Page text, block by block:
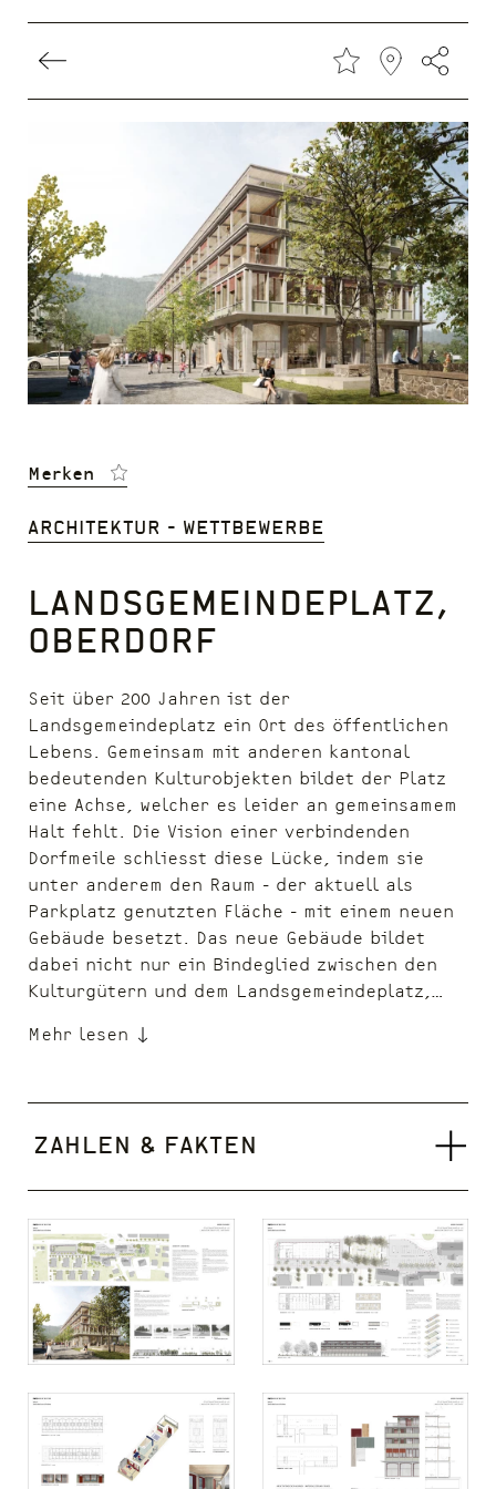
Inhalt
Architektur - Wettbewerbe
Merken
Landsgemeindeplatz,
Oberdorf
Seit über 200 Jahren ist der
Landsgemeindeplatz ein Ort des öffentlichen
Lebens. Gemeinsam mit anderen kantonal
bedeutenden Kulturobjekten bildet der Platz
eine Achse, welcher es leider an gemeinsamem
Halt fehlt. Die Vision einer verbindenden
Dorfmeile schliesst diese Lücke, indem sie
unter anderem den Raum - der aktuell als
Parkplatz genutzten Fläche - mit einem neuen
Gebäude besetzt. Das neue Gebäude bildet
dabei nicht nur ein Bindeglied zwischen den
Kulturgütern und dem Landsgemeindeplatz,…
Mehr lesen
Zahlen & Fakten